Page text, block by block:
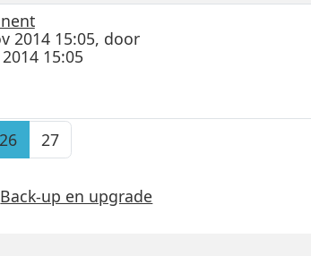
2014 15:05, door
15:05
26 27
Back-up en upgrade